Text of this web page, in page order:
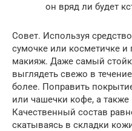
он вряд ли будет
Совет. Используя
сумочке или косметичке и
макияж. Даже самый
выглядеть свежо в
более. Поправить
или чашечки кофе, а также
Качественный состав
скатываясь в складки